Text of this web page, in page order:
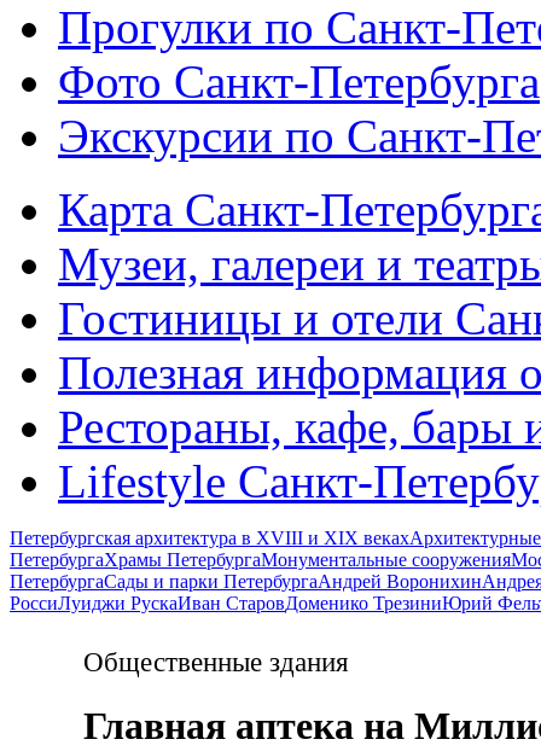
Прогулки по Санкт-
Фото Санкт-Петербурга
Экскурсии по Санкт-
Карта Санкт-
Музеи, галереи и
Гостиницы и отели
Полезная информация
Рестораны, кафе, бары
Lifestyle Санкт-
Петербургская архитектура в XVIII и XIX веках
ПетербургаХрамы ПетербургаМонументальные сооружения
ПетербургаСады и парки ПетербургаАндрей Воронихин
РоссиЛуиджи РускаИван СтаровДоменико ТрезиниЮрий
Общественные здания
Главная аптека на